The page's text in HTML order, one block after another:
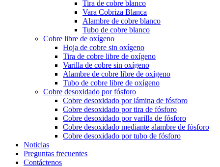
Tira de cobre blanco
Vara Cobriza Blanca
Alambre de cobre blanco
Tubo de cobre blanco
Cobre libre de oxígeno
Hoja de cobre sin oxígeno
Tira de cobre libre de oxígeno
Varilla de cobre sin oxígeno
Alambre de cobre libre de oxígeno
Tubo de cobre libre de oxígeno
Cobre desoxidado por fósforo
Cobre desoxidado por lámina de fósforo
Cobre desoxidado por tira de fósforo
Cobre desoxidado por varilla de fósforo
Cobre desoxidado mediante alambre de fósforo
Cobre desoxidado por tubo de fósforo
Noticias
Preguntas frecuentes
Contáctenos